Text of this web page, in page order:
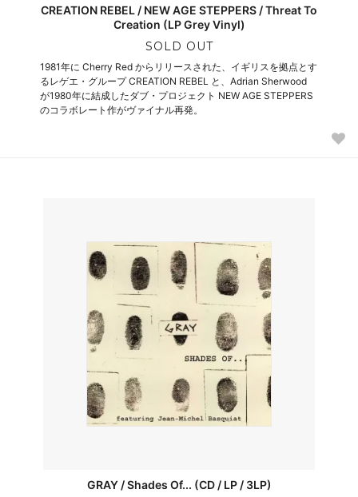
CREATION REBEL / NEW AGE STEPPERS / Threat To
Creation (LP Grey Vinyl)
SOLD OUT
1981年に Cherry Red からリリースされた、イギリスを拠点とす
るレゲエ・グループ CREATION REBEL と、Adrian Sherwood
が1980年に結成したダブ・プロジェクト NEW AGE STEPPERS
のコラボレート作がヴァイナル再発。
GRAY / Shades Of... (CD / LP / 3LP)